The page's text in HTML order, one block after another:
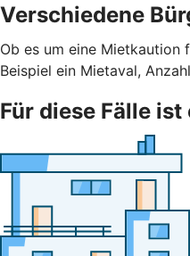
Verschiedene
Ob es um eine Mietkaution
Beispiel ein Mietaval,
Für diese Fälle